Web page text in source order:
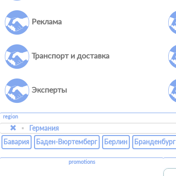
Реклама
Транспорт и доставка
Эксперты
region
Германия
Бавария
Баден-Вюртемберг Берлин Бранденбург
promotions